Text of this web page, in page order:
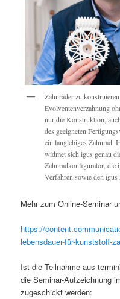
Zahnräder zu
Evolventenverzahnung
nur die Konstruktion,
des geeigneten
ein langlebiges Zahnrad.
widmet sich igus genau
Zahnradkonfigurator, die
Verfahren sowie den
Mehr zum Online-Seminar
https://
lebensdauer-für-kunststoff-
Ist die Teilnahme aus
die Seminar-Aufzeichnung
zugeschickt werden: